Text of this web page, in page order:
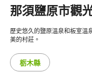
那須鹽原市觀
歷史悠久的鹽原溫泉和板室溫
美的村莊。
栃木縣